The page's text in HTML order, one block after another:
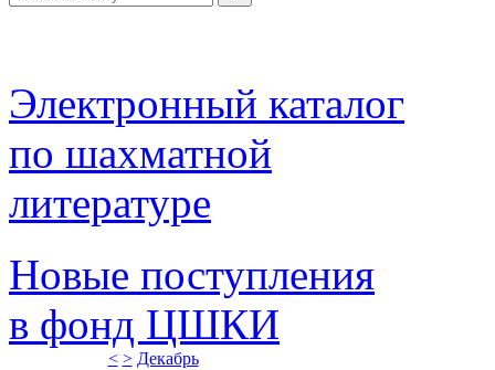
Электронный каталог
по шахматной
литературе
Новые поступления
в фонд ЦШКИ
< > Декабрь